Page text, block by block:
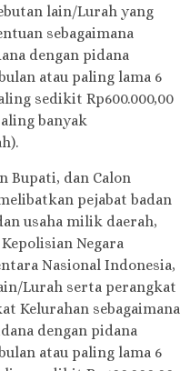
lain/Lurah yang
sebagaimana
dengan pidana
atau paling lama 6
sedikit Rp600.000,00
banyak
Bupati, dan Calon
pejabat badan
usaha milik daerah,
Negara
Nasional Indonesia,
Lurah serta perangkat
Kelurahan sebagaimana
dengan pidana
atau paling lama 6